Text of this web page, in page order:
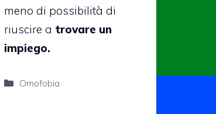
meno di possibilità di
riuscire a trovare un
impiego.
Categorie
Omofobia